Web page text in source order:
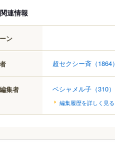
連情報
ン
超セクシー斉 （1864）
集者 ベシャメル子 （310）
編集履歴を詳しく見る